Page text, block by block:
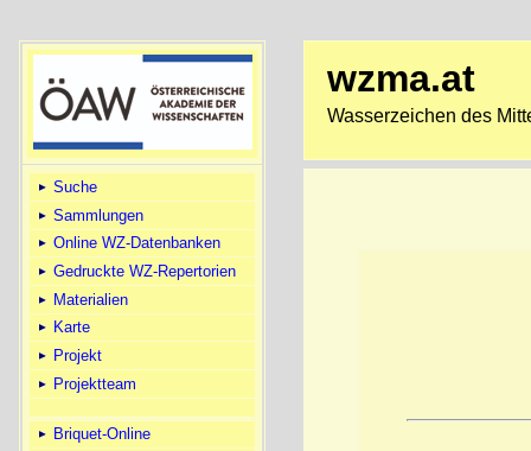
Suche
Sammlungen
Online WZ-Datenbanken
Gedruckte WZ-Repertorien
Materialien
Karte
Projekt
Projektteam
Briquet-Online
wzma.at
Wasserzeichen des